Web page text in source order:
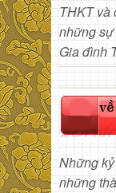
THKT và
những
Gia đình
Những
những